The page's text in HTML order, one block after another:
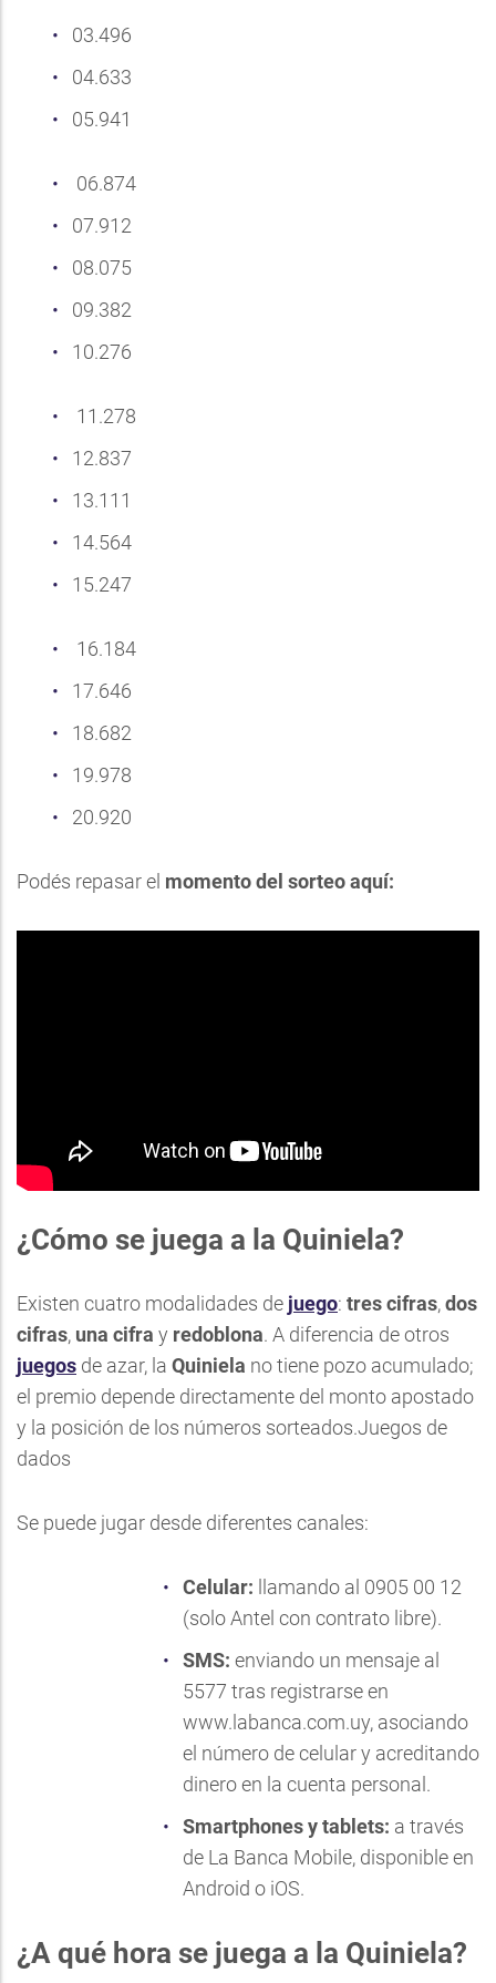
03.496
04.633
05.941
06.874
07.912
08.075
09.382
10.276
11.278
12.837
13.111
14.564
15.247
16.184
17.646
18.682
19.978
20.920
Podés repasar el momento del sorteo aquí:
¿Cómo se juega a la Quiniela?
Existen cuatro modalidades de juego: tres cifras,dos
cifras, una cifra y redoblona. A diferencia de otros
juegos de azar, la Quiniela no tiene pozo acumulado;
el premio depende directamente del monto apostado
y la posición de los números sorteados.Juegos de
dados
Se puede jugar desde diferentes canales:
Celular: llamando al 0905 00 12
(solo Antel con contrato libre).
SMS: enviando un mensaje al
5577 tras registrarse en
www.labanca.com.uy, asociando
el número de celular y acreditando
dinero en la cuenta personal.
Smartphones y tablets: a través
de La Banca Mobile, disponible en
Android o iOS.
¿A qué hora se juega a la Quiniela?